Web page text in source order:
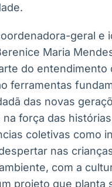
Broadcast
Radar
inteligente de
notícias e
conteúdos
Broadcast
Fundos
A melhor
geral e
Maria
do entendimento
ferramentas
das novas
na força das
coletivas como
nas
com a
projeto que planta